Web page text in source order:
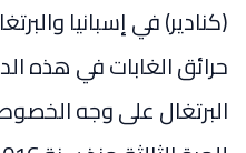
(كنادير) في إسبانيا
حرائق الغابات في هذه
البرتغال على وجه